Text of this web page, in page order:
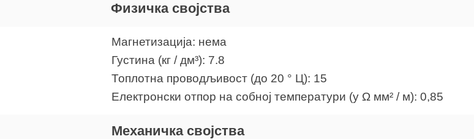
Физичка својства
Магнетизација: нема
Густина (кг / дм³): 7.8
Топлотна проводљивост (до 20 ° Ц): 15
Електронски отпор на собној температури (у Ω мм² / м): 0,85
Механичка својства